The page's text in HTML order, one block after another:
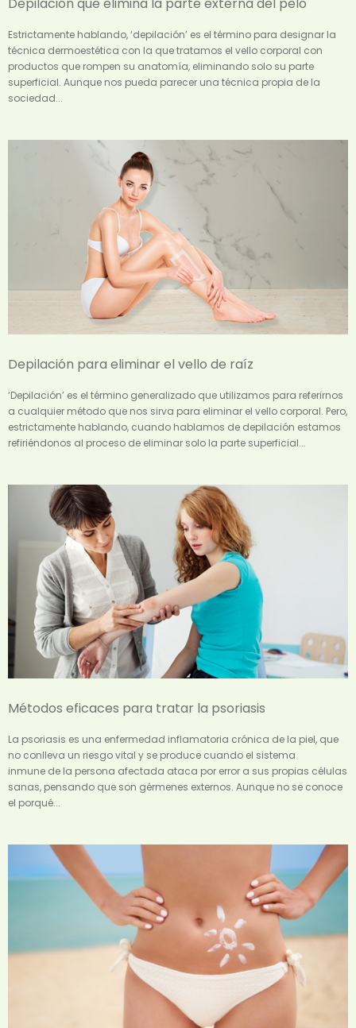
Estrictamente hablando, ‘depilación’ es el término para designar la
técnica dermoestética con la que tratamos el vello corporal con
productos que rompen su anatomía, eliminando solo su parte
superficial. Aunque nos pueda parecer una técnica propia de la
sociedad...
Depilación para eliminar el vello de raíz
‘Depilación’ es el término generalizado que utilizamos para referirnos
a cualquier método que nos sirva para eliminar el vello corporal. Pero,
estrictamente hablando, cuando hablamos de depilación estamos
refiriéndonos al proceso de eliminar solo la parte superficial...
Métodos eficaces para tratar la psoriasis
La psoriasis es una enfermedad inflamatoria crónica de la piel, que
no conlleva un riesgo vital y se produce cuando el sistema
inmune de la persona afectada ataca por error a sus propias células
sanas, pensando que son gérmenes externos. Aunque no se conoce
el porqué...